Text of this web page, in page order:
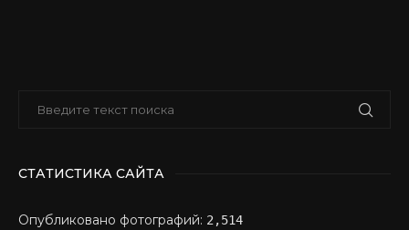
СТАТИСТИКА САЙТА
Опубликовано фотографий: 2,514